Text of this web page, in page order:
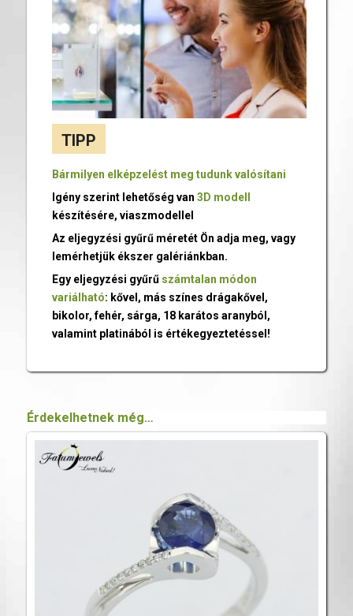
TIPP
Bármilyen elképzelést meg tudunk valósítani
Igény szerint lehetőség van 3D modell
készítésére, viaszmodellel
Az eljegyzési gyűrű méretét Ön adja meg, vagy
lemérhetjük ékszer galériánkban.
Egy eljegyzési gyűrű számtalan módon
variálható: kővel, más színes drágakővel,
bikolor, fehér, sárga, 18 karátos aranyból,
valamint platinából is értékegyeztetéssel!
Érdekelhetnek még…